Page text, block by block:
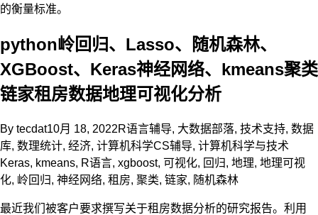
的衡量标准。
python岭回归、Lasso、随机森林、
XGBoost、Keras神经网络、kmeans聚类
链家租房数据地理可视化分析
By tecdat10月 18, 2022R语言辅导, 大数据部落, 技术支持, 数据
库, 数理统计, 经济, 计算机科学CS辅导, 计算机科学与技术
Keras, kmeans, R语言, xgboost, 可视化, 回归, 地理, 地理可视
化, 岭回归, 神经网络, 租房, 聚类, 链家, 随机森林
最近我们被客户要求撰写关于租房数据分析的研究报告。利用